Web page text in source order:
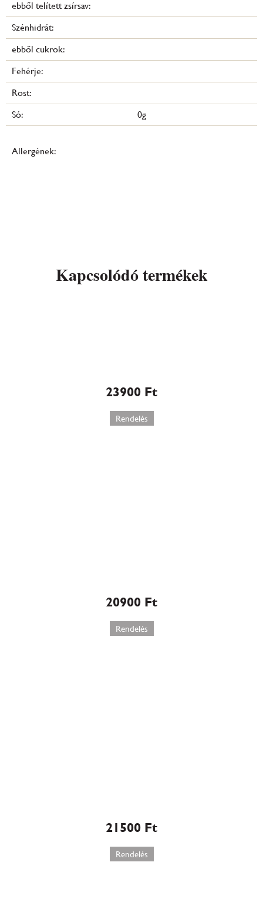
ebből telített zsírsav:
Szénhidrát:
ebből cukrok:
Fehérje:
Rost:
Só:
0g
Allergének:
Kapcsolódó termékek
23900 Ft
Rendelés
20900 Ft
Rendelés
21500 Ft
Rendelés